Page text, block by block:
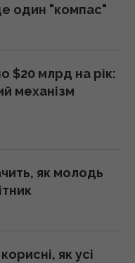
один "компас"
$20 млрд на рік:
механізм
як молодь
як усі